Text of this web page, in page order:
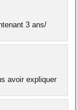
3 ans/
avoir expliquer